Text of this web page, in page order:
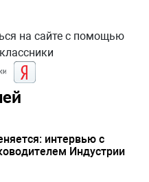
на сайте с помощью
интервью с
Индустрии